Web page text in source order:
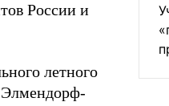
России и
летного
Элмендорф-